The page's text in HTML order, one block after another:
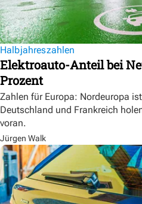
Halbjahreszahlen
Elektroauto-Anteil bei
Prozent
Zahlen für Europa: Nordeuropa
Deutschland und Frankreich
voran.
Jürgen Walk